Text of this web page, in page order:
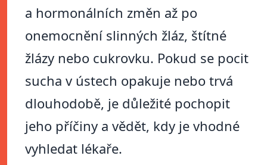
a hormonálních změn až po
onemocnění slinných žláz, štítné
žlázy nebo cukrovku. Pokud se pocit
sucha v ústech opakuje nebo trvá
dlouhodobě, je důležité pochopit
jeho příčiny a vědět, kdy je vhodné
vyhledat lékaře.